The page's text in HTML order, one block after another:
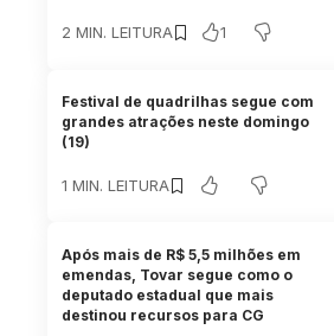
2 MIN. LEITURA 1
Festival de quadrilhas segue com
grandes atrações neste domingo
(19)
1 MIN. LEITURA
Após mais de R$ 5,5 milhões em
emendas, Tovar segue como o
deputado estadual que mais
destinou recursos para CG